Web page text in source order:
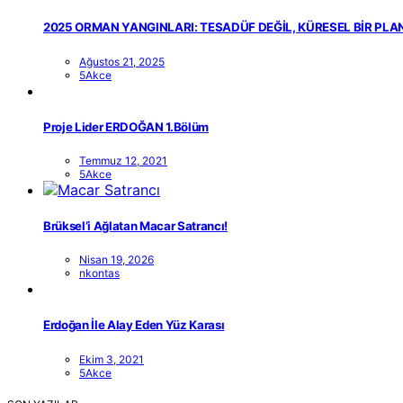
2025 ORMAN YANGINLARI: TESADÜF DEĞİL, KÜRESEL BİR
Ağustos 21, 2025
5Akce
Proje Lider ERDOĞAN 1.Bölüm
Temmuz 12, 2021
5Akce
Brüksel’i Ağlatan Macar Satrancı!
Nisan 19, 2026
nkontas
Erdoğan İle Alay Eden Yüz Karası
Ekim 3, 2021
5Akce